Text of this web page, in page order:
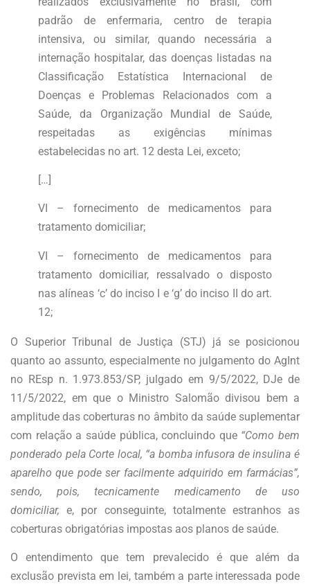
padrão de enfermaria, centro de terapia
intensiva, ou similar, quando necessária a
internação hospitalar, das doenças listadas na
Classificação Estatística Internacional de
Doenças e Problemas Relacionados com a
Saúde, da Organização Mundial de Saúde,
respeitadas as exigências mínimas
estabelecidas no art. 12 desta Lei, exceto;
[…]
VI – fornecimento de medicamentos para
tratamento domiciliar;
VI – fornecimento de medicamentos para
tratamento domiciliar, ressalvado o disposto
nas alíneas ‘c’ do inciso I e ‘g’ do inciso II do art.
12;
O Superior Tribunal de Justiça (STJ) já se posicionou
quanto ao assunto, especialmente no julgamento do AgInt
no REsp n. 1.973.853/SP, julgado em 9/5/2022, DJe de
11/5/2022, em que o Ministro Salomão divisou bem a
amplitude das coberturas no âmbito da saúde suplementar
com relação a saúde pública, concluindo que “Como bem
ponderado pela Corte local, “a bomba infusora de insulina é
aparelho que pode ser facilmente adquirido em farmácias”,
sendo, pois, tecnicamente medicamento de uso
domiciliar,e, por conseguinte, totalmente estranhos as
coberturas obrigatórias impostas aos planos de saúde.
O entendimento que tem prevalecido é que além da
exclusão prevista em lei, também a parte interessada pode